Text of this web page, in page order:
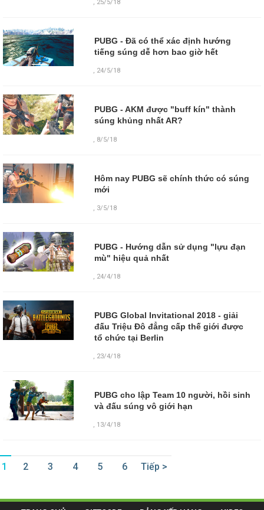
, 25/5/18
PUBG - Đã có thể xác định hướng
tiếng súng dễ hơn bao giờ hết
, 24/5/18
PUBG - AKM được "buff kín" thành
súng khủng nhất AR?
8/5/18
Hôm nay PUBG sẽ chính thức có súng
mới
, 3/5/18
PUBG - Hướng dẫn sử dụng "lựu đạn
mù" hiệu quả nhất
, 24/4/18
PUBG Global Invitational 2018 - giải
đấu Triệu Đô đẳng cấp thế giới được
tổ chức tại Berlin
, 23/4/18
PUBG cho lập Team 10 người, hồi sinh
và đấu súng vô giới hạn
, 13/4/18
1 2 3 4 5 6 Tiếp >